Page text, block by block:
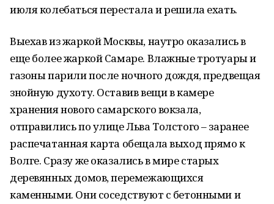
июля колебаться перестала и решила ехать.
Выехав из жаркой Москвы, наутро оказались в
еще более жаркой Самаре. Влажные тротуары и
газоны парили после ночного дождя, предвещая
знойную духоту. Оставив вещи в камере
хранения нового самарского вокзала,
отправились по улице Льва Толстого – заранее
распечатанная карта обещала выход прямо к
Волге. Сразу же оказались в мире старых
деревянных домов, перемежающихся
каменными. Они соседствуют с бетонными и